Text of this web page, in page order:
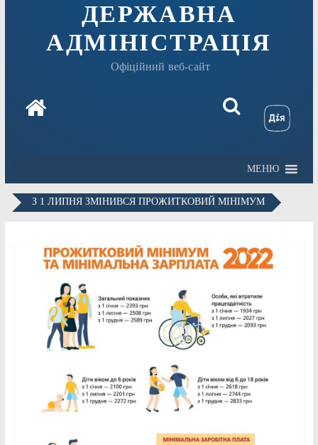
ДЕРЖАВНА
АДМІНІСТРАЦІЯ
Офіційний веб-сайт
МЕНЮ
З 1 ЛИПНЯ ЗМІНИВСЯ ПРОЖИТКОВИЙ МІНІМУМ